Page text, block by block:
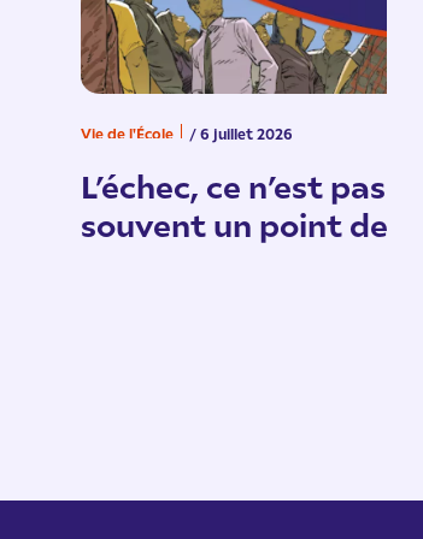
Vie de l'École / 6 juillet 2026
L’échec, ce n’est pas
souvent un point de